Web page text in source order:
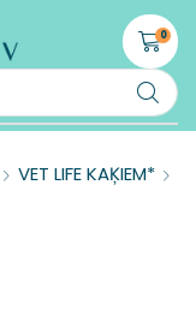
0
VET LIFE KAĶIEM*